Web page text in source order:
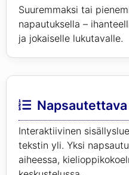
Suuremmaksi tai
napautuksella –
ja jokaiselle lukutavalle.
Interaktiivinen
tekstin yli. Yksi
aiheessa,